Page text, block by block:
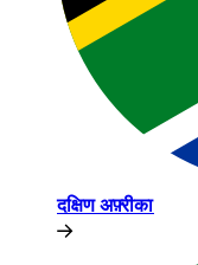
दक्षिण अफ़्रीका​​